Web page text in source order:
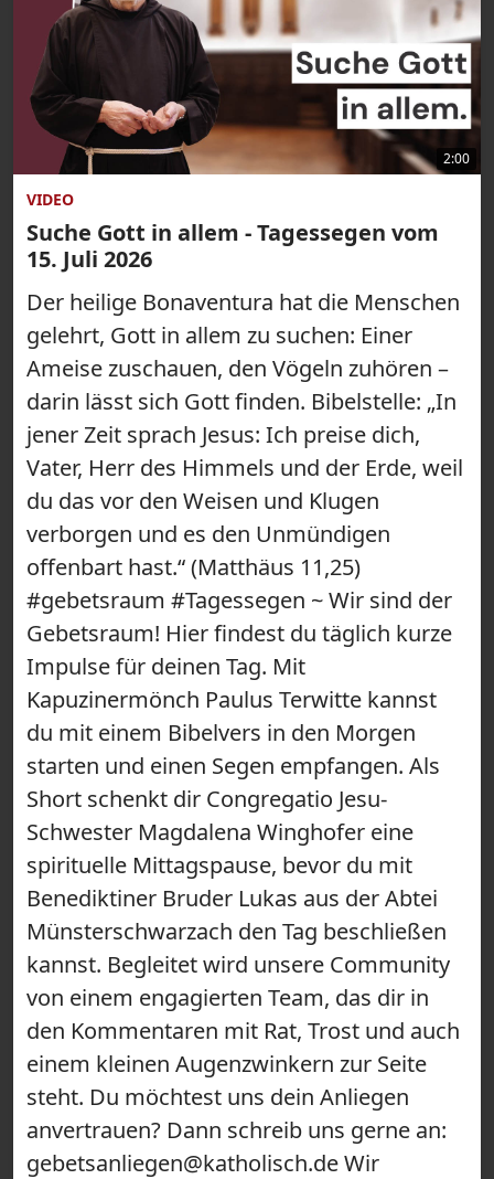
2:00
VIDEO
Suche Gott in allem - Tagessegen vom
15. Juli 2026
Der heilige Bonaventura hat die Menschen
gelehrt, Gott in allem zu suchen: Einer
Ameise zuschauen, den Vögeln zuhören –
darin lässt sich Gott finden. Bibelstelle: „In
jener Zeit sprach Jesus: Ich preise dich,
Vater, Herr des Himmels und der Erde, weil
du das vor den Weisen und Klugen
verborgen und es den Unmündigen
offenbart hast.“ (Matthäus 11,25)
#gebetsraum #Tagessegen ~ Wir sind der
Gebetsraum! Hier findest du täglich kurze
Impulse für deinen Tag. Mit
Kapuzinermönch Paulus Terwitte kannst
du mit einem Bibelvers in den Morgen
starten und einen Segen empfangen. Als
Short schenkt dir Congregatio Jesu-
Schwester Magdalena Winghofer eine
spirituelle Mittagspause, bevor du mit
Benediktiner Bruder Lukas aus der Abtei
Münsterschwarzach den Tag beschließen
kannst. Begleitet wird unsere Community
von einem engagierten Team, das dir in
den Kommentaren mit Rat, Trost und auch
einem kleinen Augenzwinkern zur Seite
steht. Du möchtest uns dein Anliegen
anvertrauen? Dann schreib uns gerne an:
gebetsanliegen@katholisch.de Wir